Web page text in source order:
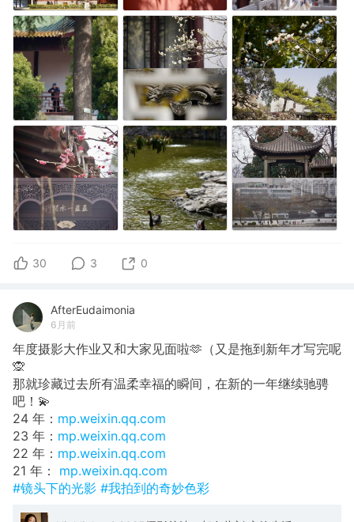
30 3 0
AfterEudaimonia
6月前
年度摄影大作业又和大家见面啦🫶（又是拖到新年才写完呢
🙊
那就珍藏过去所有温柔幸福的瞬间，在新的一年继续驰骋
吧！💫
24 年： mp.weixin.qq.com
23 年： mp.weixin.qq.com
22 年： mp.weixin.qq.com
21 年： mp.weixin.qq.com
#镜头下的光影 #我拍到的奇妙色彩